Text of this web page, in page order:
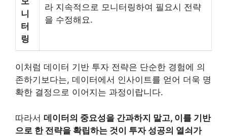
니
터
링
라 지속적으로 모니터링하여 필요시 전략
을 수정해요.
이처럼 데이터 기반 투자 전략은 단순한 경험에 의
존하기보다는, 데이터에서 인사이트를 얻어 더욱 명
확한 결정으로 이어지는 과정이랍니다.
따라서 데이터의 중요성을 간과하지 말고, 이를 기반
으로 한 전략을 확립하는 것이 투자 성공의 열쇠가